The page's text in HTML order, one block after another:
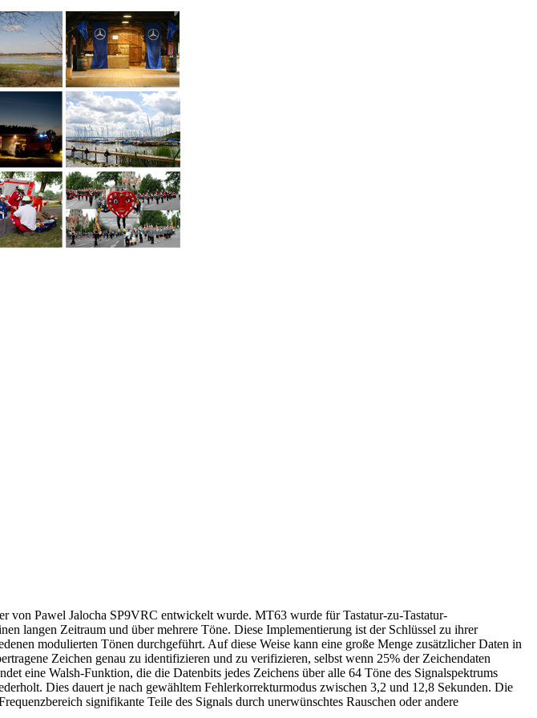
von Pawel Jalocha SP9VRC entwickelt wurde. MT63 wurde für Tastatur-zu-Tastatur-
langen Zeitraum und über mehrere Töne. Diese Implementierung ist der Schlüssel zu ihrer
modulierten Tönen durchgeführt. Auf diese Weise kann eine große Menge zusätzlicher Daten in
Zeichen genau zu identifizieren und zu verifizieren, selbst wenn 25% der Zeichendaten
eine Walsh-Funktion, die die Datenbits jedes Zeichens über alle 64 Töne des Signalspektrums
Dies dauert je nach gewähltem Fehlerkorrekturmodus zwischen 3,2 und 12,8 Sekunden. Die
signifikante Teile des Signals durch unerwünschtes Rauschen oder andere